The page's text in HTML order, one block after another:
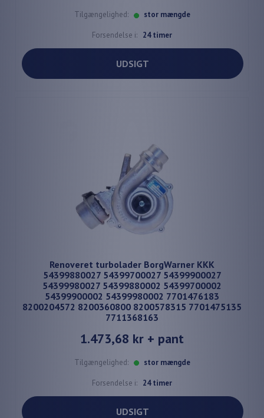
Tilgængelighed: stor mængde
Forsendelse i: 24 timer
UDSIGT
Renoveret turbolader BorgWarner KKK
54399880027 54399700027 54399900027
54399980027 54399880002 54399700002
54399900002 54399980002 7701476183
8200204572 8200360800 8200578315 7701475135
7711368163
1.473,68 kr + pant
Tilgængelighed: stor mængde
Forsendelse i: 24 timer
UDSIGT